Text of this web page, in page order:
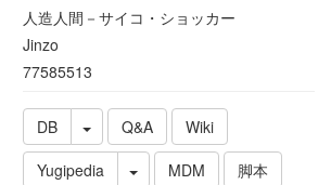
人造人間－サイコ・ショッカー
Jinzo
77585513
DB Q&A
Wiki
Yugipedia
MDM
脚本